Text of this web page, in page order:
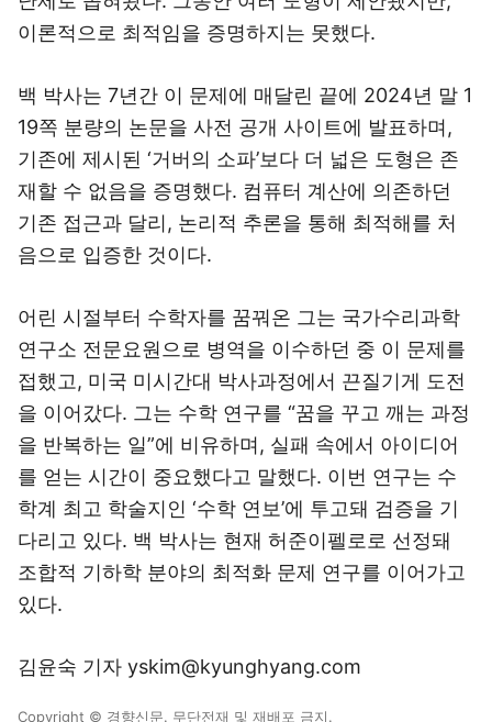
이론적으로 최적임을 증명하지는 못했다.
백 박사는 7년간 이 문제에 매달린 끝에 2024년 말 1
19쪽 분량의 논문을 사전 공개 사이트에 발표하며,
기존에 제시된 ‘거버의 소파’보다 더 넓은 도형은 존
재할 수 없음을 증명했다. 컴퓨터 계산에 의존하던
기존 접근과 달리, 논리적 추론을 통해 최적해를 처
음으로 입증한 것이다.
어린 시절부터 수학자를 꿈꿔온 그는 국가수리과학
연구소 전문요원으로 병역을 이수하던 중 이 문제를
접했고, 미국 미시간대 박사과정에서 끈질기게 도전
을 이어갔다. 그는 수학 연구를 “꿈을 꾸고 깨는 과정
을 반복하는 일”에 비유하며, 실패 속에서 아이디어
를 얻는 시간이 중요했다고 말했다. 이번 연구는 수
학계 최고 학술지인 ‘수학 연보’에 투고돼 검증을 기
다리고 있다. 백 박사는 현재 허준이펠로로 선정돼
조합적 기하학 분야의 최적화 문제 연구를 이어가고
있다.
김윤숙 기자 yskim@kyunghyang.com
Copyright © 경향신문. 무단전재 및 재배포 금지.